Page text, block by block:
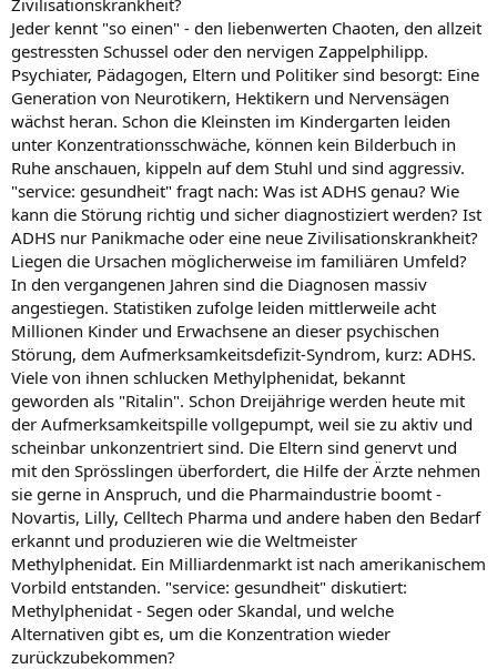
Jeder kennt "so einen" - den liebenwerten Chaoten, den allzeit
gestressten Schussel oder den nervigen Zappelphilipp.
Psychiater, Pädagogen, Eltern und Politiker sind besorgt: Eine
Generation von Neurotikern, Hektikern und Nervensägen
wächst heran. Schon die Kleinsten im Kindergarten leiden
unter Konzentrationsschwäche, können kein Bilderbuch in
Ruhe anschauen, kippeln auf dem Stuhl und sind aggressiv.
"service: gesundheit" fragt nach: Was ist ADHS genau? Wie
kann die Störung richtig und sicher diagnostiziert werden? Ist
ADHS nur Panikmache oder eine neue Zivilisationskrankheit?
Liegen die Ursachen möglicherweise im familiären Umfeld?
In den vergangenen Jahren sind die Diagnosen massiv
angestiegen. Statistiken zufolge leiden mittlerweile acht
Millionen Kinder und Erwachsene an dieser psychischen
Störung, dem Aufmerksamkeitsdefizit-Syndrom, kurz: ADHS.
Viele von ihnen schlucken Methylphenidat, bekannt
geworden als "Ritalin". Schon Dreijährige werden heute mit
der Aufmerksamkeitspille vollgepumpt, weil sie zu aktiv und
scheinbar unkonzentriert sind. Die Eltern sind genervt und
mit den Sprösslingen überfordert, die Hilfe der Ärzte nehmen
sie gerne in Anspruch, und die Pharmaindustrie boomt -
Novartis, Lilly, Celltech Pharma und andere haben den Bedarf
erkannt und produzieren wie die Weltmeister
Methylphenidat. Ein Milliardenmarkt ist nach amerikanischem
Vorbild entstanden. "service: gesundheit" diskutiert:
Methylphenidat - Segen oder Skandal, und welche
Alternativen gibt es, um die Konzentration wieder
zurückzubekommen?